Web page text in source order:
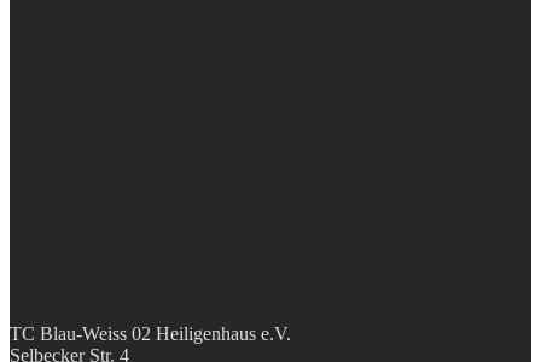
TC Blau-Weiss 02 Heiligenhaus e.V.
Selbecker Str. 4